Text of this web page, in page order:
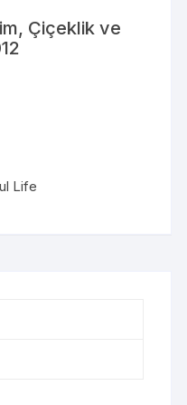
Çiçeklik ve
Life